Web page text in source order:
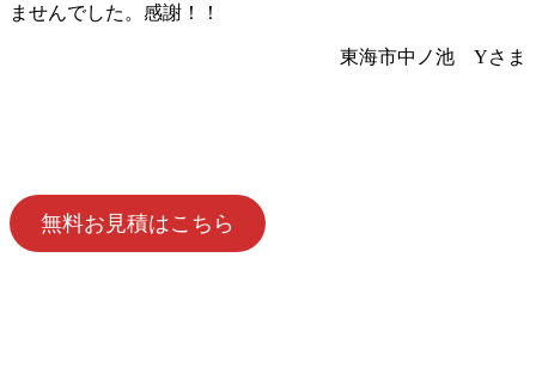
ませんでした。感謝！！
東海市中ノ池 Yさま
無料お見積はこちら